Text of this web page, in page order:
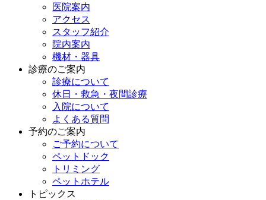
医院案内
アクセス
スタッフ紹介
院内案内
機材・器具
診療のご案内
診療について
休日・救急・夜間診療
入院について
よくある質問
予約のご案内
ご予約について
ペットドック
トリミング
ペットホテル
トピックス